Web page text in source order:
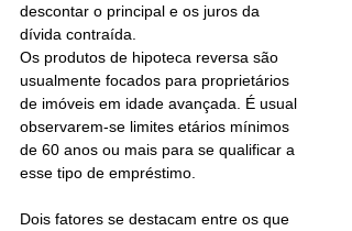
descontar o principal e os juros da
dívida contraída.
Os produtos de hipoteca reversa são
usualmente focados para proprietários
de imóveis em idade avançada. É usual
observarem-se limites etários mínimos
de 60 anos ou mais para se qualificar a
esse tipo de empréstimo.
Dois fatores se destacam entre os que